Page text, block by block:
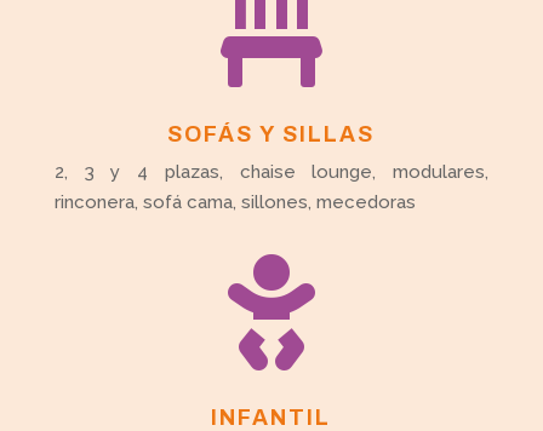

SOFÁS Y SILLAS
2, 3 y 4 plazas, chaise lounge, modulares,
rinconera, sofá cama, sillones, mecedoras

INFANTIL